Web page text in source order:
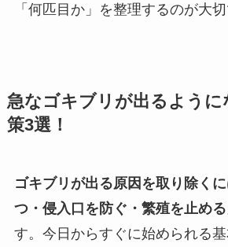
「何匹目か」を整理するのが大切
急なゴキブリが出るように
策3選！
ゴキブリが出る原因を取り除く
つ・侵入口を防ぐ・繁殖を止め
す。今日からすぐに始められる